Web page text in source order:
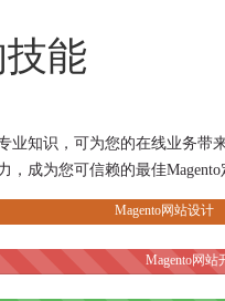
能
业知识，可为您的在线业务带
，成为您可信赖的最佳Magento
Magento网站设计
Magento网站